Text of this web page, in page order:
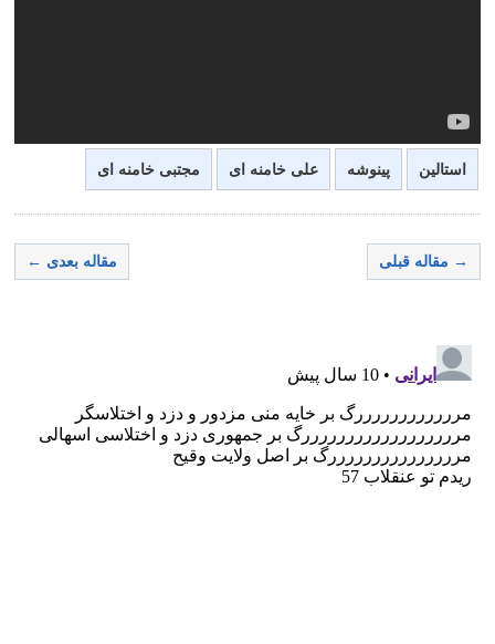
استالین پینوشه علی خامنه ای مجتبی خامنه ای
→ مقاله قبلی مقاله بعدی ←